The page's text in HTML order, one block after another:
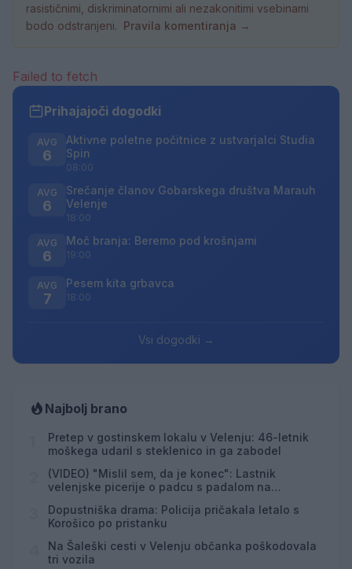
rasističnimi, diskriminatornimi ali nezakonitimi vsebinami
bodo odstranjeni. Pravila komentiranja →
Failed to fetch
Prihajajoči dogodki
AVG
6
Aktivne poletne počitnice z ustvarjalci Studia
Spin
08:00
AVG
6
Srečanje članov Gobarskega društva Marauh
Velenje
18:00
AVG
6
Moč branja: Beremo pod krošnjami
19:00
AVG
7
Pesem kita grbavca
18:00
Vsi dogodki →
Najbolj brano
Pretep v gostinskem lokalu v Velenju: 46-letnik
moškega udaril s steklenico in ga zabodel
(VIDEO) "Mislil sem, da je konec": Lastnik
velenjske picerije o padcu s padalom na
Dopustniška drama: Policija pričakala letalo s
Korošico po pristanku
Na Šaleški cesti v Velenju občanka poškodovala
tri vozila